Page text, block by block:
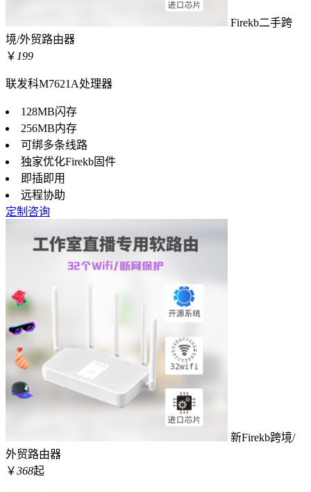
Firekb二手跨
境/外贸路由器
￥ 199
联发科M7621A处理器
128MB闪存
256MB内存
可绑多条线路
独家优化Firekb固件
即插即用
远程协助
定制咨询
新Firekb跨境/
外贸路由器
￥368起